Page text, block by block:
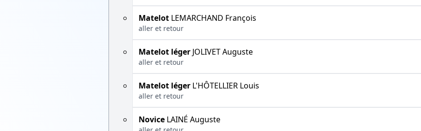
Matelot LEMARCHAND François
aller et retour
Matelot léger JOLIVET Auguste
aller et retour
Matelot léger L'HÔTELLIER Louis
aller et retour
Novice LAINÉ Auguste